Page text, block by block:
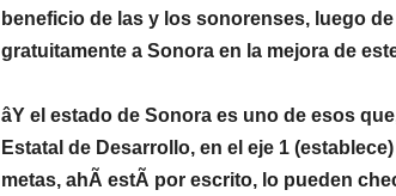
beneficio de las y los sonorenses, luego
gratuitamente a Sonora en la mejora de
âY el estado de Sonora es uno de esos
Estatal de Desarrollo, en el eje 1
metas, ahÃ estÃ por escrito, lo pueden